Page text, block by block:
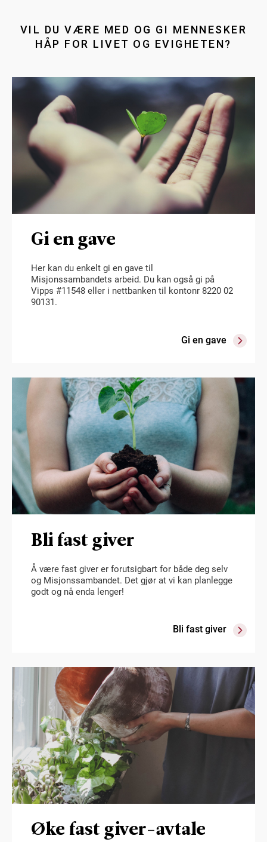
VIL DU VÆRE MED OG GI MENNESKER
HÅP FOR LIVET OG EVIGHETEN?
Gi en gave
Her kan du enkelt gi en gave til
Misjonssambandets arbeid. Du kan også gi på
Vipps #11548 eller i nettbanken til kontonr 8220 02
90131.
Gi en gave
Bli fast giver
Å være fast giver er forutsigbart for både deg selv
og Misjonssambandet. Det gjør at vi kan planlegge
godt og nå enda lenger!
Bli fast giver
Øke fast giver-avtale